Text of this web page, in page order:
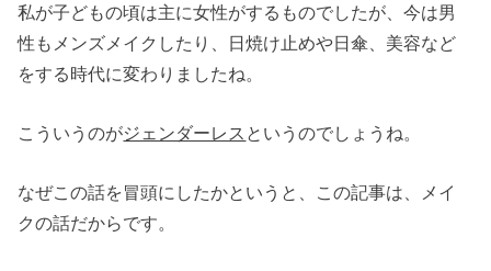
私が子どもの頃は主に女性がするものでしたが、今は男
性もメンズメイクしたり、日焼け止めや日傘、美容など
をする時代に変わりましたね。
こういうのがジェンダーレス というのでしょうね。
なぜこの話を冒頭にしたかというと、この記事は、メイ
クの話だからです。